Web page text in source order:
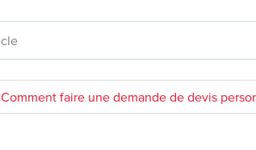
Comment faire une demande de devis